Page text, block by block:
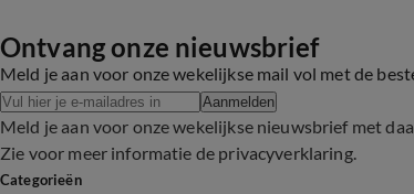
Ontvang onze nieuwsbrief
Meld je aan voor onze wekelijkse mail vol met de
Aanmelden
Meld je aan voor onze wekelijkse nieuwsbrief met
Zie voor meer informatie de privacyverklaring.
Categorieën